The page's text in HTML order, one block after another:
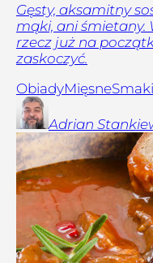
Gęsty, aksamitny
mąki, ani śmietany.
rzecz już na
zaskoczyć.
ObiadyMięsne
Adrian